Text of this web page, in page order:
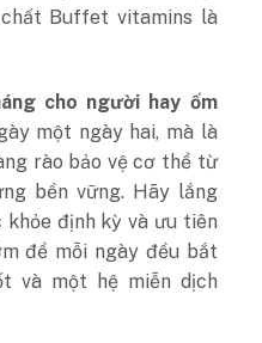
Buffet vitamins là
cho người hay ốm
một ngày hai, mà là
rào bảo vệ cơ thể từ
bền vững. Hãy lắng
định kỳ và ưu tiên
để mỗi ngày đều bắt
và một hệ miễn dịch